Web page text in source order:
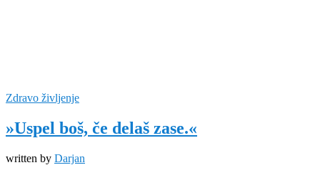
Zdravo življenje
»Uspel boš, če delaš zase.«
written by Darjan